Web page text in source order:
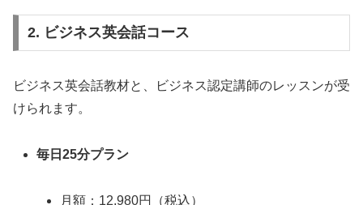
2. ビジネス英会話コース
ビジネス英会話教材と、ビジネス認定講師のレッスンが受
けられます。
毎日25分プラン
月額：12,980円（税込）